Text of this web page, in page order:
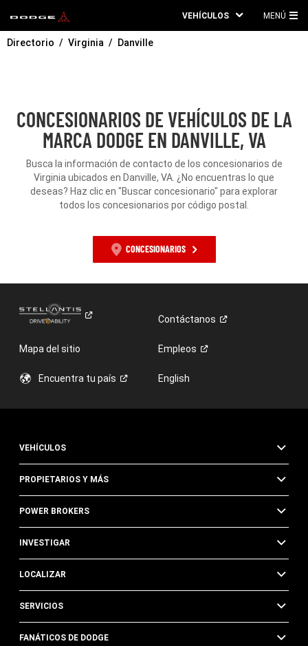
VEHÍCULOS MENÚ
Directorio Virginia Danville
CONCESIONARIOS DE VEHÍCULOS DE LA
MARCA DODGE EN DANVILLE, VA
Busca la información de contacto de los concesionarios de
Virginia ubicados en Danville, VA. ¿No encuentras lo que
deseas? Haz clic en "Buscar concesionario" para explorar
todos los concesionarios por código postal.
CONCESIONARIOS
Contáctanos
Mapa del sitio Empleos
Encuentra tu país English
VEHÍCULOS
PROPIETARIOS Y MÁS
POWER BROKERS
INVESTIGAR
LOCALIZAR
SERVICIOS
FANÁTICOS DE DODGE